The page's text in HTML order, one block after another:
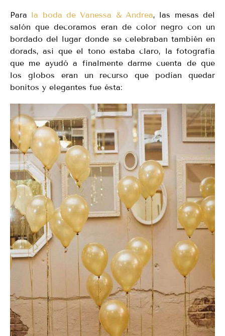
Para la boda de Vanessa & Andrea, las mesas del
salón que decoramos eran de color negro con un
bordado del lugar donde se celebraban también en
dorads, asi que el tono estaba claro, la fotografía
que me ayudó a finalmente darme cuenta de que
los globos eran un recurso que podían quedar
bonitos y elegantes fue ésta: